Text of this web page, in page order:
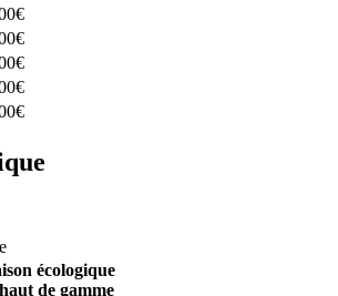
écologique
de gamme